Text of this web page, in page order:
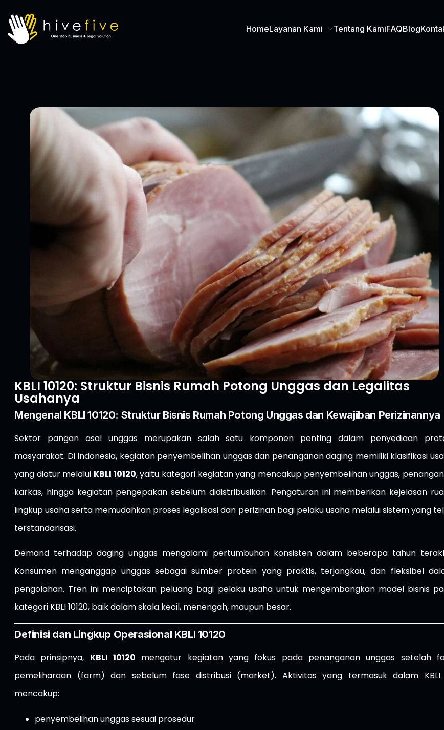
HomeLayanan Kami Tentang KamiFAQBlog
KBLI 10120: Struktur Bisnis Rumah Potong Unggas dan Legalitas
Usahanya
Mengenal KBLI 10120: Struktur Bisnis Rumah Potong Unggas dan Kewajiban Perizinannya
Sektor pangan asal unggas merupakan salah satu komponen penting dalam penyediaan
masyarakat. Di Indonesia, kegiatan penyembelihan unggas dan penanganan daging memiliki klasifikasi
yang diatur melalui KBLI 10120, yaitu kategori kegiatan yang mencakup penyembelihan unggas,
karkas, hingga kegiatan pengepakan sebelum didistribusikan. Pengaturan ini memberikan kejelasan
lingkup usaha serta memudahkan proses legalisasi dan perizinan bagi pelaku usaha melalui sistem yang
terstandarisasi.
Demand terhadap daging unggas mengalami pertumbuhan konsisten dalam beberapa tahun
Konsumen menganggap unggas sebagai sumber protein yang praktis, terjangkau, dan fleksibel
pengolahan. Tren ini menciptakan peluang bagi pelaku usaha untuk mengembangkan model bisnis
kategori KBLI 10120, baik dalam skala kecil, menengah, maupun besar.
Definisi dan Lingkup Operasional KBLI 10120
Pada prinsipnya, KBLI 10120 mengatur kegiatan yang fokus pada penanganan unggas setelah
pemeliharaan (farm) dan sebelum fase distribusi (market). Aktivitas yang termasuk dalam KBLI
mencakup:
penyembelihan unggas sesuai prosedur